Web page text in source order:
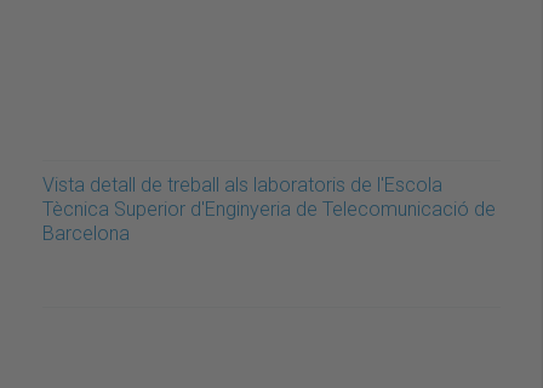
Vista detall de treball als laboratoris de l'Escola
Tècnica Superior d'Enginyeria de Telecomunicació de
Barcelona